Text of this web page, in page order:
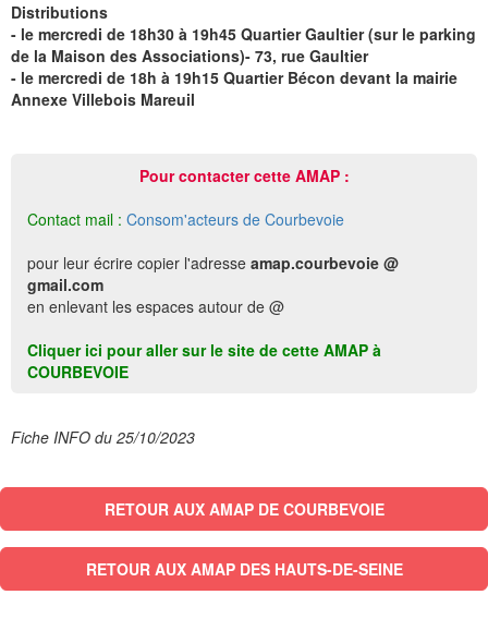
Distributions
- le mercredi de 18h30 à 19h45 Quartier Gaultier (sur le parking
de la Maison des Associations)- 73, rue Gaultier
- le mercredi de 18h à 19h15 Quartier Bécon devant la mairie
Annexe Villebois Mareuil
Pour contacter cette AMAP :
Contact mail : Consom'acteurs de Courbevoie
pour leur écrire copier l'adresse amap.courbevoie @
gmail.com
en enlevant les espaces autour de @
Cliquer ici pour aller sur le site de cette AMAP à
COURBEVOIE
Fiche INFO du 25/10/2023
RETOUR AUX AMAP DE COURBEVOIE
RETOUR AUX AMAP DES HAUTS-DE-SEINE